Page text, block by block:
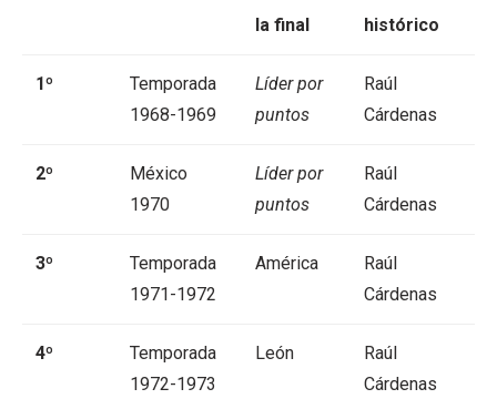
la final
histórico
1º
Temporada
1968-1969
Líder por
puntos
Raúl
Cárdenas
2º
México
1970
Líder por
puntos
Raúl
Cárdenas
3º
Temporada
1971-1972
América
Raúl
Cárdenas
4º
Temporada
1972-1973
León
Raúl
Cárdenas